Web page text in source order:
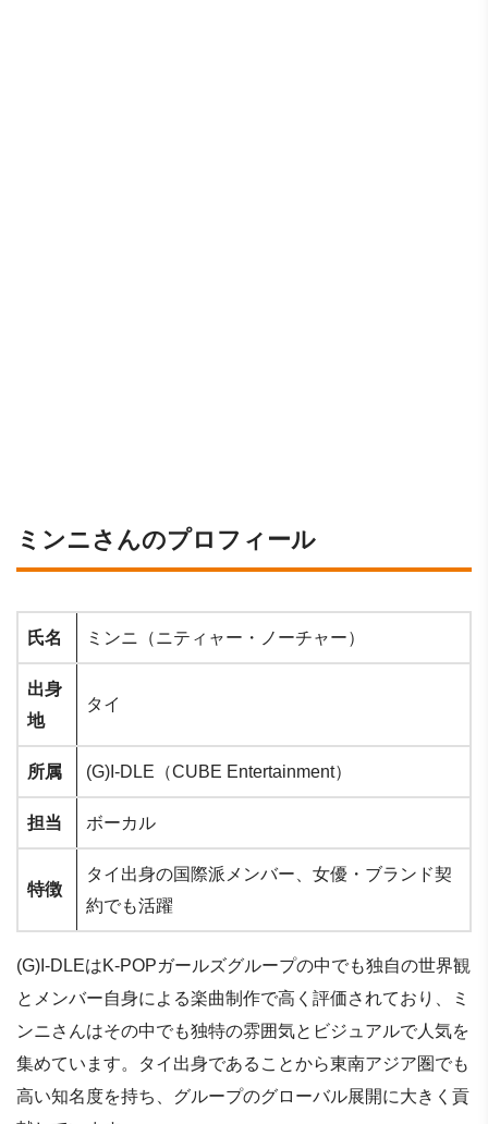
ミンニさんのプロフィール
氏名 ミンニ（ニティャー・ノーチャー）
出身
地
タイ
所属 (G)I-DLE（CUBE Entertainment）
担当 ボーカル
特徴
タイ出身の国際派メンバー、女優・ブランド契
約でも活躍
(G)I-DLEはK-POPガールズグループの中でも独自の世界観
とメンバー自身による楽曲制作で高く評価されており、ミ
ンニさんはその中でも独特の雰囲気とビジュアルで人気を
集めています。タイ出身であることから東南アジア圏でも
高い知名度を持ち、グループのグローバル展開に大きく貢